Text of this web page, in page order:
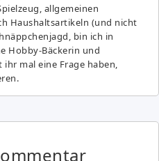
allgemeinen
Haushaltsartikeln (und nicht
bin ich in
Hobby-Bäckerin und
mal eine Frage haben,